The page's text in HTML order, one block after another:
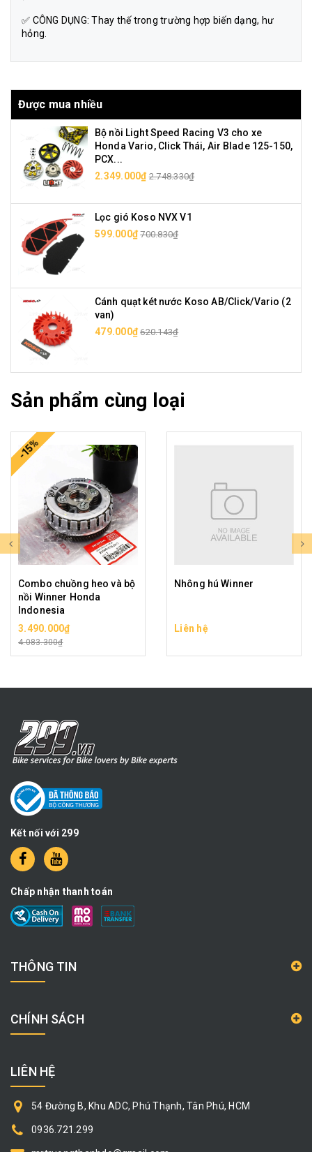
✅ CÔNG DỤNG: Thay thế trong trường hợp biến dạng, hư
hỏng.
Được mua nhiều
Bộ nồi Light Speed Racing V3 cho xe
Honda Vario, Click Thái, Air Blade 125-150,
PCX...
2.349.000₫ 2.748.330₫
Lọc gió Koso NVX V1
599.000₫ 700.830₫
Cánh quạt két nước Koso AB/Click/Vario (2
van)
479.000₫ 620.143₫
Sản phẩm cùng loại
-15%
Combo chuồng heo và bộ
nồi Winner Honda
Indonesia
3.490.000₫
4.083.300₫
Nhông hú Winner
Liên hệ
Kết nối với 299
Chấp nhận thanh toán
THÔNG TIN
CHÍNH SÁCH
LIÊN HỆ
54 Đường B, Khu ADC, Phú Thạnh, Tân Phú, HCM
0936.721.299